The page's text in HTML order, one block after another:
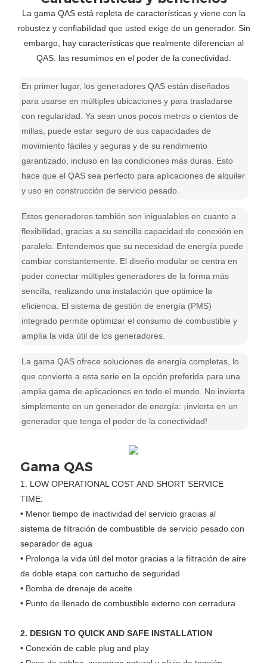
La gama QAS está repleta de características y viene con la
robustez y confiabilidad que usted exige de un generador. Sin
embargo, hay características que realmente diferencian al
QAS: las resumimos en el poder de la conectividad.
En primer lugar, los generadores QAS están diseñados
para usarse en múltiples ubicaciones y para trasladarse
con regularidad. Ya sean unos pocos metros o cientos de
millas, puede estar seguro de sus capacidades de
movimiento fáciles y seguras y de su rendimiento
garantizado, incluso en las condiciones más duras. Esto
hace que el QAS sea perfecto para aplicaciones de alquiler
y uso en construcción de servicio pesado.
Estos generadores también son inigualables en cuanto a
flexibilidad, gracias a su sencilla capacidad de conexión en
paralelo. Entendemos que su necesidad de energía puede
cambiar constantemente. El diseño modular se centra en
poder conectar múltiples generadores de la forma más
sencilla, realizando una instalación que optimice la
eficiencia. El sistema de gestión de energía (PMS)
integrado permite optimizar el consumo de combustible y
amplía la vida útil de los generadores.
La gama QAS ofrece soluciones de energía completas, lo
que convierte a esta serie en la opción preferida para una
amplia gama de aplicaciones en todo el mundo. No invierta
simplemente en un generador de energía: ¡invierta en un
generador que tenga el poder de la conectividad!
Gama QAS
1. LOW OPERATIONAL COST AND SHORT SERVICE
TIME:
• Menor tiempo de inactividad del servicio gracias al
sistema de filtración de combustible de servicio pesado con
separador de agua
• Prolonga la vida útil del motor gracias a la filtración de aire
de doble etapa con cartucho de seguridad
• Bomba de drenaje de aceite
• Punto de llenado de combustible externo con cerradura
2. DESIGN TO QUICK AND SAFE INSTALLATION
• Conexión de cable plug and play